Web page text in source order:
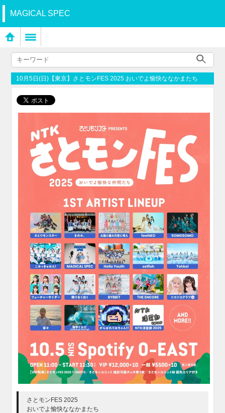
MAGICAL SPEC
10月5日(日)【東京】さとモンFES 2025 おいでよ愉快ななかまたち
さとモンFES 2025
おいでよ愉快ななかまたち